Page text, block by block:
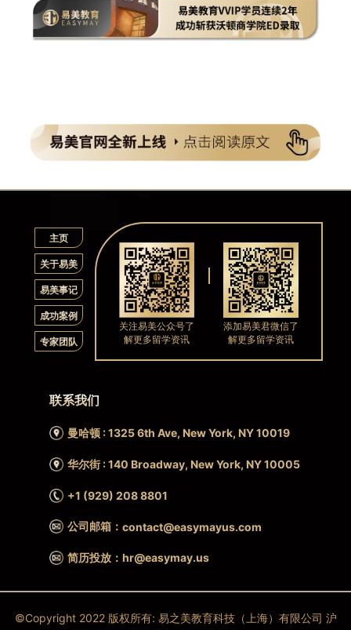
主页
关于易美
易美事记
成功案例
专家团队
联系我们
曼哈顿 : 1325 6th Ave, New York, NY 10019
华尔街 : 140 Broadway, New York, NY 10005
+1 (929) 208 8801
公司邮箱：contact@easymayus.com
简历投放：hr@easymay.us
关注易美公众号了
解更多留学资讯
添加易美君微信了
解更多留学资讯
©Copyright 2022 版权所有: 易之美教育科技（上海）有限公司 沪